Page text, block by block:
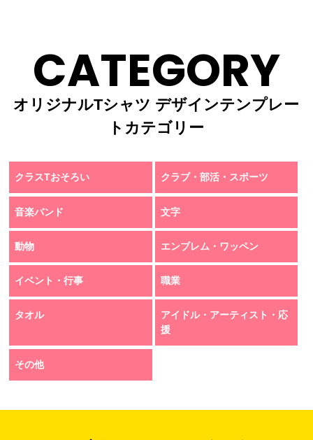
CATEGORY
オリジナルTシャツ デザインテンプレー
トカテゴリー
クラスTおそろい クラブ・部活・スポーツ
音楽バンド 文字
動物 エンブレム・ワッペン
イベント・行事 職業
タオル
アイドル・アーティスト・応
援
その他